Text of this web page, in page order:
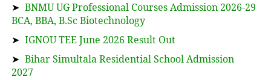
➤ BNMU UG Professional Courses Admission 2026-29
BCA, BBA, B.Sc Biotechnology
➤ IGNOU TEE June 2026 Result Out
➤ Bihar Simultala Residential School Admission
2027